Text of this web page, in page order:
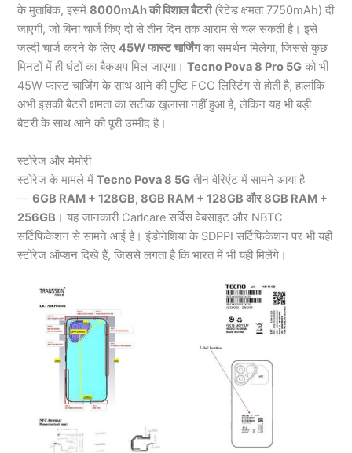
के मुताबिक, इसमें8000mAh की विशाल बैटरी(रेटेड क्षमता 7750mAh) दी
जाएगी, जो बिना चार्ज किए दो से तीन दिन तक आराम से चल सकती है। इसे
जल्दी चार्ज करने के लिए45W फास्ट चार्जिंगका समर्थन मिलेगा, जिससे कुछ
मिनटों में ही घंटों का बैकअप मिल जाएगा।Tecno Pova 8 Pro 5G को भी
45W फास्ट चार्जिंग के साथ आने की पुष्टि FCC लिस्टिंग से होती है, हालांकि
अभी इसकी बैटरी क्षमता का सटीक खुलासा नहीं हुआ है, लेकिन यह भी बड़ी
बैटरी के साथ आने की पूरी उम्मीद है।
स्टोरेज और मेमोरी
स्टोरेज के मामले मेंTecno Pova 8 5G तीन वेरिएंट में सामने आया है
—6GB RAM + 128GB, 8GB RAM + 128GB और 8GB RAM +
256GB । यह जानकारी Carlcare सर्विस वेबसाइट और NBTC
सर्टिफिकेशन से सामने आई है। इंडोनेशिया के SDPPI सर्टिफिकेशन पर भी यही
स्टोरेज ऑप्शन दिखे हैं, जिससे लगता है कि भारत में भी यही मिलेंगे।